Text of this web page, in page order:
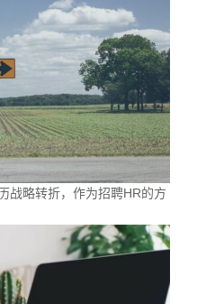
战略转折，作为招聘HR的方